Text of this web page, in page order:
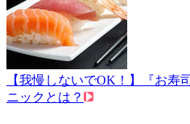
【我慢しないでOK！】『お寿
ニックとは？